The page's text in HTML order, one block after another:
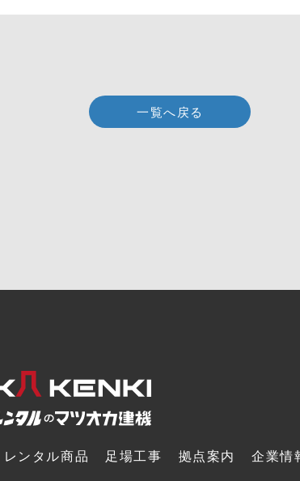
一覧へ戻る
レンタル商品 足場工事 拠点案内 企業情